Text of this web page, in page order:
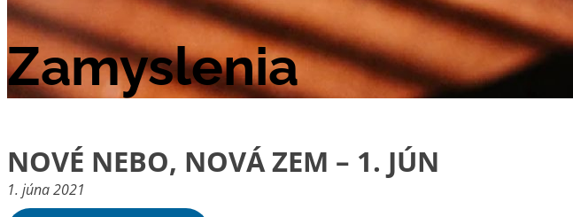
Zamyslenia
NOVÉ NEBO, NOVÁ ZEM – 1. JÚN
1. júna 2021